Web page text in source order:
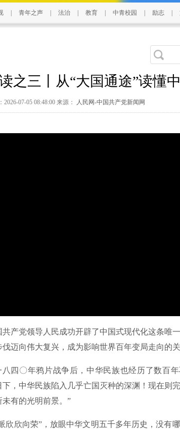
青年之声 法治 教育 中青校园 励志
之三丨从“大国通途”读懂
2026-07-05 08:48:00 来源： 人民网-中国共产党新闻网
党领导人民成功开辟了中国式现代化这条唯一
迈向伟大复兴，成为影响世界百年变局走向的关
〇年鸦片战争后，中华民族也经历了数百年
，中华民族陷入几乎亡国灭种的深渊！现在则完
有的光明前景。”
欣向荣”，放眼中华文明五千多年历史，没有